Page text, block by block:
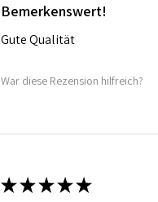
Bemerkenswert!
Gute Qualität
War diese Rezension hilfreich?
★★★★★